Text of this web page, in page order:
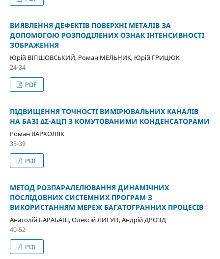
ВИЯВЛЕННЯ ДЕФЕКТІВ ПОВЕРХНІ МЕТАЛІВ ЗА
ДОПОМОГОЮ РОЗПОДІЛЕНИХ ОЗНАК ІНТЕНСИВНОСТІ
ЗОБРАЖЕННЯ
Юрій ВІПШОВСЬКИЙ, Роман МЕЛЬНИК, Юрій ГРИЦЮК
24-34
PDF
ПІДВИЩЕННЯ ТОЧНОСТІ ВИМІРЮВАЛЬНИХ КАНАЛІВ
НА БАЗІ ΔΣ-АЦП З КОМУТОВАНИМИ КОНДЕНСАТОРАМИ
Роман ВАРХОЛЯК
35-39
PDF
МЕТОД РОЗПАРАЛЕЛЮВАННЯ ДИНАМІЧНИХ
ПОСЛІДОВНИХ СИСТЕМНИХ ПРОГРАМ З
ВИКОРИСТАННЯМ МЕРЕЖ БАГАТОГРАННИХ ПРОЦЕСІВ
Анатолій БАРАБАШ, Олексій ЛИГУН, Андрій ДРОЗД
40-52
PDF